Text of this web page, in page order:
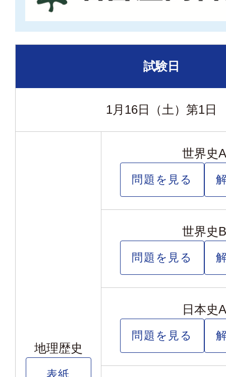
試験日
1月16日（土） 第1日
地理歴史
表紙
世界史A
問題を見る
世界史B
問題を見る
日本史A
問題を見る